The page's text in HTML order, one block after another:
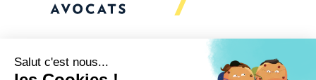
Vous souhaitez échanger